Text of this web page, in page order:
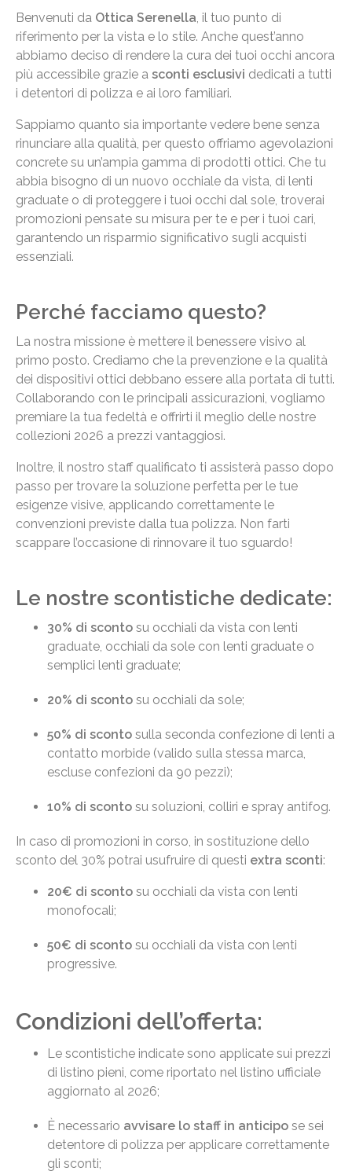
Benvenuti da Ottica Serenella, il tuo punto di
riferimento per la vista e lo stile. Anche quest’anno
abbiamo deciso di rendere la cura dei tuoi occhi ancora
più accessibile grazie a sconti esclusivi dedicati a tutti
i detentori di polizza e ai loro familiari.
Sappiamo quanto sia importante vedere bene senza
rinunciare alla qualità, per questo offriamo agevolazioni
concrete su un’ampia gamma di prodotti ottici. Che tu
abbia bisogno di un nuovo occhiale da vista, di lenti
graduate o di proteggere i tuoi occhi dal sole, troverai
promozioni pensate su misura per te e per i tuoi cari,
garantendo un risparmio significativo sugli acquisti
essenziali.
Perché facciamo questo?
La nostra missione è mettere il benessere visivo al
primo posto. Crediamo che la prevenzione e la qualità
dei dispositivi ottici debbano essere alla portata di tutti.
Collaborando con le principali assicurazioni, vogliamo
premiare la tua fedeltà e offrirti il meglio delle nostre
collezioni 2026 a prezzi vantaggiosi.
Inoltre, il nostro staff qualificato ti assisterà passo dopo
passo per trovare la soluzione perfetta per le tue
esigenze visive, applicando correttamente le
convenzioni previste dalla tua polizza. Non farti
scappare l’occasione di rinnovare il tuo sguardo!
Le nostre scontistiche dedicate:
30% di sconto su occhiali da vista con lenti
graduate, occhiali da sole con lenti graduate o
semplici lenti graduate;
20% di sconto su occhiali da sole;
50% di sconto sulla seconda confezione di lenti a
contatto morbide (valido sulla stessa marca,
escluse confezioni da 90 pezzi);
10% di sconto su soluzioni, colliri e spray antifog.
In caso di promozioni in corso, in sostituzione dello
sconto del 30% potrai usufruire di questi extra sconti:
20€ di sconto su occhiali da vista con lenti
monofocali;
50€ di sconto su occhiali da vista con lenti
progressive.
Condizioni dell’offerta:
Le scontistiche indicate sono applicate sui prezzi
di listino pieni, come riportato nel listino ufficiale
aggiornato al 2026;
È necessario avvisare lo staff in anticipo se sei
detentore di polizza per applicare correttamente
gli sconti;